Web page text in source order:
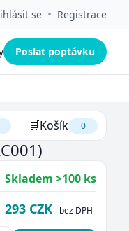
se • Registrace
Poslat poptávku
🛒Košík 0
Skladem >100 ks
293 CZK bez DPH